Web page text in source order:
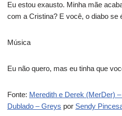
Eu estou exausto. Minha mãe
com a Cristina? E você, o diabo se
Música
Eu não quero, mas eu tinha que
Fonte: Meredith e Derek (MerDer)
Dublado – Greys por Sendy